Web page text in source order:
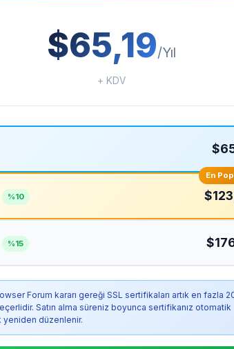
$65,19/Yıl
+ KDV
En
%10
%15
Forum kararı gereği SSL sertifikaları artık en fazla
Satın alma süreniz boyunca sertifikanız otomatik
yeniden düzenlenir.